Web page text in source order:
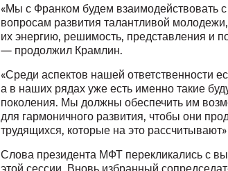
«Мы с Франком будем взаимодействовать
вопросам развития талантливой
их энергию, решимость, представления и
— продолжил Крамлин.
«Среди аспектов нашей ответственности
а в наших рядах уже есть именно такие
поколения. Мы должны обеспечить им
для гармоничного развития, чтобы они
трудящихся, которые на это
Слова президента МФТ перекликались с
этой сессии. Вновь избранный